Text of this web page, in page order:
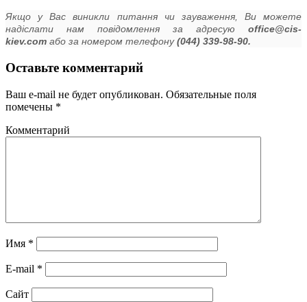
Якщо у Вас виникли питання чи зауваження, Ви можете
надіслати нам повідомлення за адресую office@cis-
kiev.com або за номером телефону(044) 339-98-90.
Оставьте комментарий
Ваш e-mail не будет опубликован. Обязательные поля
помечены *
Комментарий
Имя *
E-mail *
Сайт